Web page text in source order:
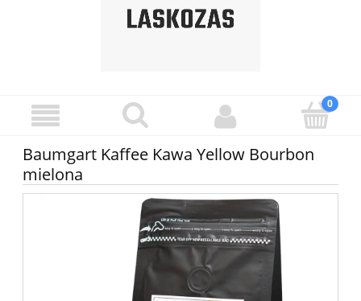
Baumgart Kaffee Kawa Yellow Bourbon
mielona